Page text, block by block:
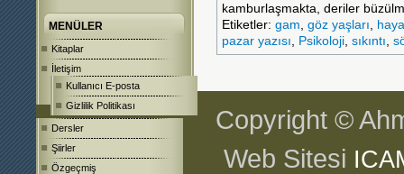
MENÜLER
Kitaplar
İletişim
Kullanıcı E-posta
Gizlilik Politikası
Dersler
Şiirler
Özgeçmiş
kamburlaşmakta, deriler
Etiketler: gam, göz yaşları,
pazar yazısı, Psikoloji, sıkıntı,
Copyright ©
Web Sitesi